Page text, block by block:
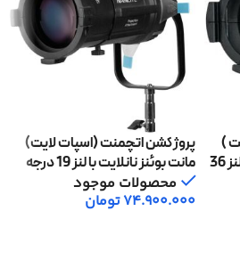
)
نانلایت مدل PJ-FMM/36 با لنز 36
پروژکشن اتچمنت (اسپات لایت)
مانت بوئنز نانلایت با لنز 19 درجه
مدل Nanlite PJ-BM-19محصولات موجود
74.900.000تومان